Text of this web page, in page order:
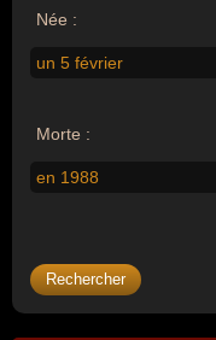
Née :
un 5 février
Morte :
en 1988